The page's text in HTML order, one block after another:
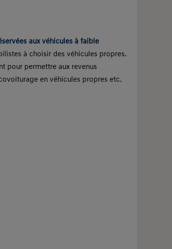
aux véhicules à faible
à choisir des véhicules propres.
pour permettre aux revenus
en véhicules propres etc.